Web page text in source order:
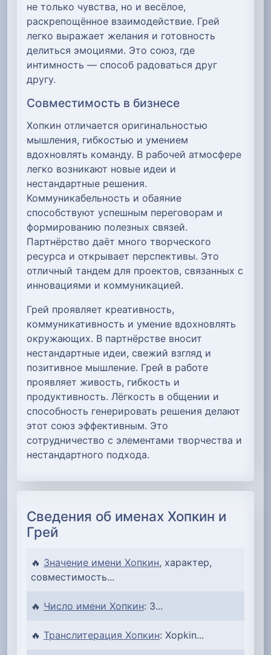
не только чувства, но и весёлое,
раскрепощённое взаимодействие. Грей
легко выражает желания и готовность
делиться эмоциями. Это союз, где
интимность — способ радоваться друг
другу.
Совместимость в бизнесе
Хопкин отличается оригинальностью
мышления, гибкостью и умением
вдохновлять команду. В рабочей атмосфере
легко возникают новые идеи и
нестандартные решения.
Коммуникабельность и обаяние
способствуют успешным переговорам и
формированию полезных связей.
Партнёрство даёт много творческого
ресурса и открывает перспективы. Это
отличный тандем для проектов, связанных с
инновациями и коммуникацией.
Грей проявляет креативность,
коммуникативность и умение вдохновлять
окружающих. В партнёрстве вносит
нестандартные идеи, свежий взгляд и
позитивное мышление. Грей в работе
проявляет живость, гибкость и
продуктивность. Лёгкость в общении и
способность генерировать решения делают
этот союз эффективным. Это
сотрудничество с элементами творчества и
нестандартного подхода.
Сведения об именах Хопкин и
Грей
🔥 Значение имени Хопкин, характер,
совместимость...
🔥 Число имени Хопкин: 3...
🔥 Транслитерация Хопкин: Xopkin...